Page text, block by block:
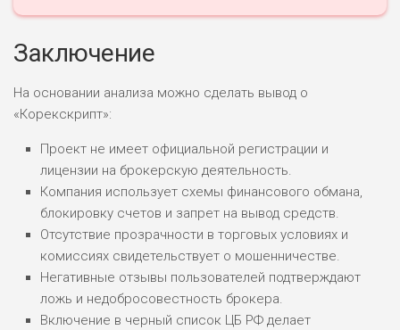
Заключение
На основании анализа можно сделать вывод о
«Корекскрипт»:
Проект не имеет официальной регистрации и
лицензии на брокерскую деятельность.
Компания использует схемы финансового обмана,
блокировку счетов и запрет на вывод средств.
Отсутствие прозрачности в торговых условиях и
комиссиях свидетельствует о мошенничестве.
Негативные отзывы пользователей подтверждают
ложь и недобросовестность брокера.
Включение в черный список ЦБ РФ делает